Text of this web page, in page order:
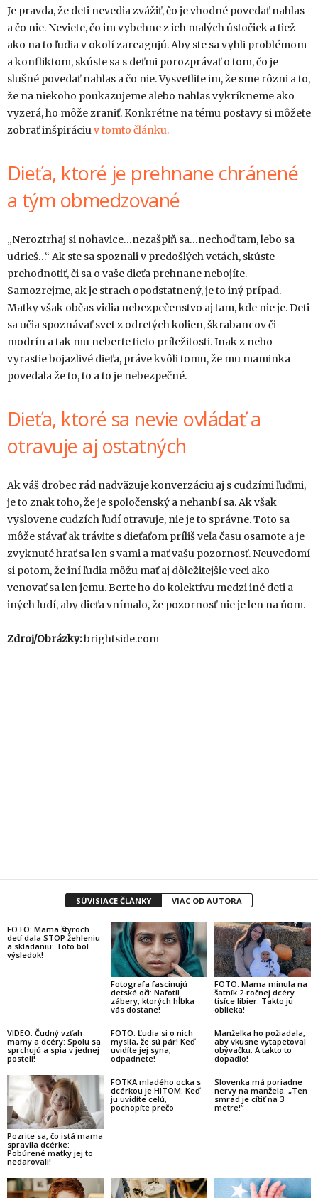
Je pravda, že deti nevedia zvážiť, čo je vhodné povedať nahlas
a čo nie. Neviete, čo im vybehne z ich malých ústočiek a tiež
ako na to ľudia v okolí zareagujú. Aby ste sa vyhli problémom
a konfliktom, skúste sa s deťmi porozprávať o tom, čo je
slušné povedať nahlas a čo nie. Vysvetlite im, že sme rôzni a to,
že na niekoho poukazujeme alebo nahlas vykríkneme ako
vyzerá, ho môže zraniť. Konkrétne na tému postavy si môžete
zobrať inšpiráciuv tomto článku.
Dieťa, ktoré je prehnane chránené
a tým obmedzované
„Neroztrhaj si nohavice…nezašpiň sa…nechoď tam, lebo sa
udrieš…“ Ak ste sa spoznali v predošlých vetách, skúste
prehodnotiť, či sa o vaše dieťa prehnane nebojíte.
Samozrejme, ak je strach opodstatnený, je to iný prípad.
Matky však občas vidia nebezpečenstvo aj tam, kde nie je. Deti
sa učia spoznávať svet z odretých kolien, škrabancov či
modrín a tak mu neberte tieto príležitosti. Inak z neho
vyrastie bojazlivé dieťa, práve kvôli tomu, že mu maminka
povedala že to, to a to je nebezpečné.
Dieťa, ktoré sa nevie ovládať a
otravuje aj ostatných
Ak váš drobec rád nadväzuje konverzáciu aj s cudzími ľuďmi,
je to znak toho, že je spoločenský a nehanbí sa. Ak však
vyslovene cudzích ľudí otravuje, nie je to správne. Toto sa
môže stávať ak trávite s dieťaťom príliš veľa času osamote a je
zvyknuté hrať sa len s vami a mať vašu pozornosť. Neuvedomí
si potom, že iní ľudia môžu mať aj dôležitejšie veci ako
venovať sa len jemu. Berte ho do kolektívu medzi iné deti a
iných ľudí, aby dieťa vnímalo, že pozornosť nie je len na ňom.
Zdroj/Obrázky:brightside.com
SÚVISIACE ČLÁNKY VIAC OD AUTORA
FOTO: Mama štyroch
detí dala STOP žehleniu
a skladaniu: Toto bol
výsledok!
Fotografa fascinujú
detské oči: Nafotil
zábery, ktorých hĺbka
vás dostane!
FOTO: Mama minula na
šatník 2-ročnej dcéry
tisíce libier: Takto ju
oblieka!
VIDEO: Čudný vzťah
mamy a dcéry: Spolu sa
sprchujú a spia v jednej
posteli!
FOTO: Ľudia si o nich
myslia, že sú pár! Keď
uvidíte jej syna,
odpadnete!
Manželka ho požiadala,
aby vkusne vytapetoval
obývačku: A takto to
dopadlo!
Pozrite sa, čo istá mama
spravila dcérke:
Pobúrené matky jej to
nedarovali!
FOTKA mladého ocka s
dcérkou je HITOM: Keď
ju uvidíte celú,
pochopíte prečo
Slovenka má poriadne
nervy na manžela: „Ten
smrad je cítiť na 3
metre!“